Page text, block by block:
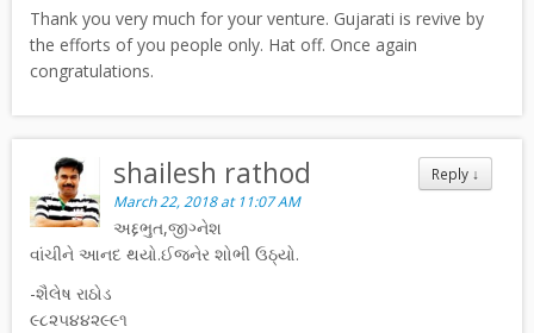
Thank you very much for your venture. Gujarati is revive by
the efforts of you people only. Hat off. Once again
congratulations.
Reply ↓
shailesh rathod
March 22, 2018 at 11:07 AM
અદ્દભુત,જીગ્નેશ
વાંચીને આનદ થયો.ઈજનેર શોભી ઉઠ્યો.
-શૈલેષ રાઠોડ
૯૮૨૫૪૪૨૯૯૧